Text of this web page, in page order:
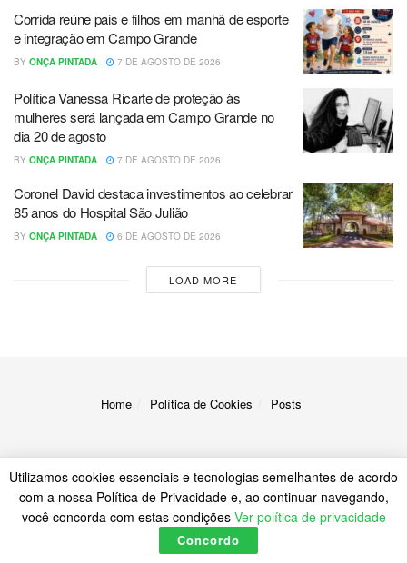
Corrida reúne pais e filhos em manhã de esporte
e integração em Campo Grande
BY ONÇA PINTADA 7 DE AGOSTO DE 2026
Política Vanessa Ricarte de proteção às
mulheres será lançada em Campo Grande no
dia 20 de agosto
BY ONÇA PINTADA 7 DE AGOSTO DE 2026
Coronel David destaca investimentos ao celebrar
85 anos do Hospital São Julião
BY ONÇA PINTADA 6 DE AGOSTO DE 2026
LOAD MORE
Home Política de Cookies Posts
© 2023A Onça
Utilizamos cookies essenciais e tecnologias semelhantes de acordo
com a nossa Política de Privacidade e, ao continuar navegando,
você concorda com estas condições Ver política de privacidade
Concordo